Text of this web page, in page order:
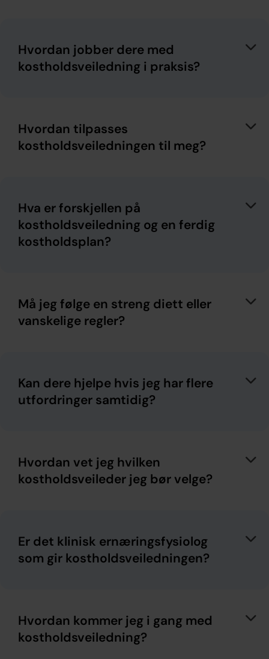
Hvordan jobber dere med
kostholdsveiledning i praksis?
Hvordan tilpasses
kostholdsveiledningen til meg?
Hva er forskjellen på
kostholdsveiledning og en ferdig
kostholdsplan?
Må jeg følge en streng diett eller
vanskelige regler?
Kan dere hjelpe hvis jeg har flere
utfordringer samtidig?
Hvordan vet jeg hvilken
kostholdsveileder jeg bør velge?
Er det klinisk ernæringsfysiolog
som gir kostholdsveiledningen?
Hvordan kommer jeg i gang med
kostholdsveiledning?